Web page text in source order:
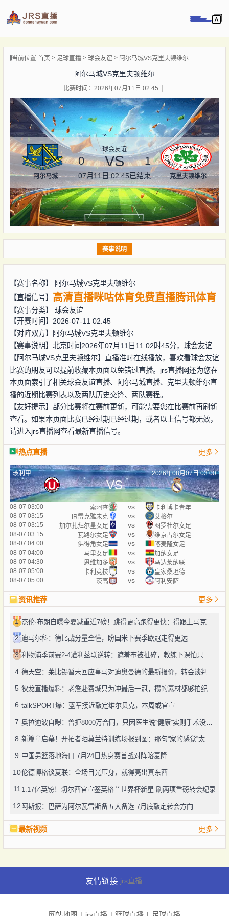
播
闻
当前位置:首页 足球直播 球会友谊 阿尔马城VS克里夫顿维尔
阿尔马城VS克里夫顿维尔
比赛时间：2026年07月11日 02:45
阿尔马城
球会友谊
0 VS 1
07月11日 02:45已结束 克里夫顿维尔
赛事说明
【赛事名称】
阿尔马城VS克里夫顿维尔
【直播信号】 高清直播咪咕体育免费直播腾讯体育
【赛事分类】 球会友谊
【开赛时间】2026-07-11 02:45
【对阵双方】
阿尔马城VS克里夫顿维尔
【赛事说明】北京时间2026年07月11日11 02时45分，球会友谊
【阿尔马城VS克里夫顿维尔】直播准时在线播放，喜欢看球会友谊
比赛的朋友可以提前收藏本页面以免错过直播。jrs直播网还为您在
本页面索引了相关球会友谊直播、阿尔马城直播、克里夫顿维尔直
播的近期比赛列表以及两队历史交锋、两队赛程。
【友好提示】部分比赛将在赛前更新，可能需要您在比赛前再刷新
查看。如果本页面比赛已经过期已经过期，或者以上信号都无效，
请进入jrs直播网查看最新直播信号。
热点直播 更多
玻利甲 2026年08月07日 03:00
VS
08-07 03:00 索阿查 vs
卡利博卡青年
08-07 03:15
IR雷克雅未克 vs
艾格尔
08-07 03:15
加尔扎拜尔星女足 vs
图罗杜尔女足
08-07 03:15
瓦路尔女足 vs
维京古尔女足
08-07 04:00
佛得角女足 vs
喀麦隆女足
08-07 04:00
马里女足 vs
加纳女足
08-07 04:30
恩维加多 vs
马达莱纳联
08-07 05:00
卡利竞技 vs
皇家桑坦德
08-07 05:00
茨高 vs 阿利安萨
资讯推荐 更多
1 杰伦·布朗自曝今夏减重近7磅！跳得更高跑得更快：得跟上马克西、勒布朗的节奏
2 迪马尔科：德比战分量全懂，盼国米下赛季欧冠走得更远
3 利物浦季前赛2-4遭利兹联逆转：遮羞布被扯碎，教练下课怕只是开始
4 德天空：莱比锡暂未回应皇马对迪奥曼德的最新报价，转会谈判仍在推进
5 狄龙直播爆料：老詹赴费城只为冲最后一冠，攒的素材都够拍纪录片了
6 talkSPORT爆：蓝军接近敲定维尔贝克，本周或官宣
7 奥拉迪波自曝：曾拒8000万合同，只因医生说“健康”实则手术没做好
8 新篇章启幕！开拓者晒莫兰特训练场报到图：那句“家的感觉”太戳人
9 中国男篮落地海口 7月24日热身赛首战对阵喀麦隆
10伦德博格谈夏联：全场目光压身，就得亮出真东西
11 1.17亿英镑！切尔西官宣签英格兰世界杯新星 刷两项重磅转会纪录
12 阿斯报：巴萨为阿尔瓦雷斯备五大备选 7月底敲定转会方向
最新视频 更多
友情链接 jrs直播